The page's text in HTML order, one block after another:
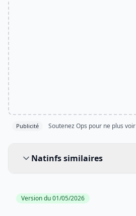
Publicité Soutenez Ops pour ne plus
Natinfs similaires
Version du 01/05/2026